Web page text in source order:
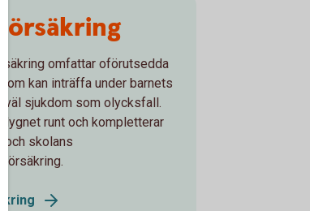
omfattar oförutsedda
som kan inträffa under barnets
sjukdom som olycksfall.
dygnet runt och kompletterar
och skolans